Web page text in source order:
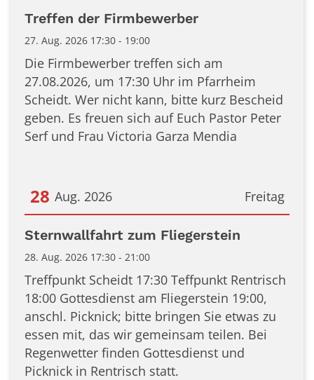
Datum: 27. August 2026
Treffen der Firmbewerber
27. Aug. 2026 17:30 - 19:00
Die Firmbewerber treffen sich am
27.08.2026, um 17:30 Uhr im Pfarrheim
Scheidt. Wer nicht kann, bitte kurz Bescheid
geben. Es freuen sich auf Euch Pastor Peter
Serf und Frau Victoria Garza Mendia
Freitag
28 Aug. 2026
Datum: 28. August 2026
Sternwallfahrt zum Fliegerstein
28. Aug. 2026 17:30 - 21:00
Treffpunkt Scheidt 17:30 Teffpunkt Rentrisch
18:00 Gottesdienst am Fliegerstein 19:00,
anschl. Picknick; bitte bringen Sie etwas zu
essen mit, das wir gemeinsam teilen. Bei
Regenwetter finden Gottesdienst und
Picknick in Rentrisch statt.